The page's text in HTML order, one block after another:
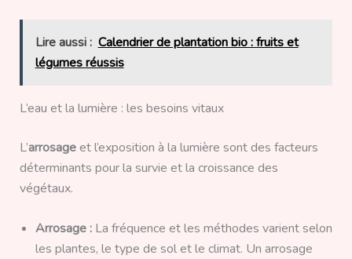
Lire aussi : Calendrier de plantation bio : fruits et
légumes réussis
L’eau et la lumière : les besoins vitaux
L’arrosageet l’exposition à la lumière sont des facteurs
déterminants pour la survie et la croissance des
végétaux.
Arrosage :La fréquence et les méthodes varient selon
les plantes, le type de sol et le climat. Un arrosage